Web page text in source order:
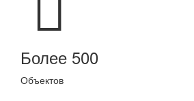
Более 500
Объектов